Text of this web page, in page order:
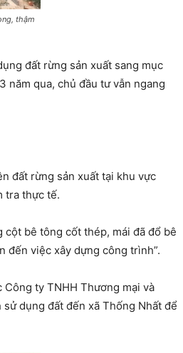
thậm
đất rừng sản xuất sang mục
năm qua, chủ đầu tư vẫn ngang
đất rừng sản xuất tại khu vực
tra thực tế.
bê tông cốt thép, mái đã đổ bê
việc xây dựng công trình”.
ty TNHH Thương mại và
dụng đất đến xã Thống Nhất để